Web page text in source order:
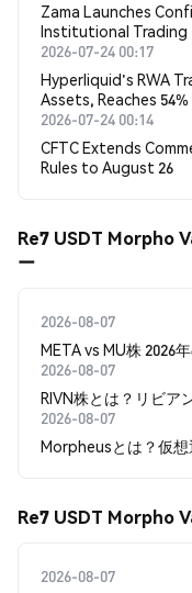
Zama Launches
Institutional Trading
2026-07-24 00:17
Hyperliquid's RWA
Assets, Reaches
2026-07-24 00:14
CFTC Extends
Rules to August 26
Re7 USDT Morpho
ー
2026-08-07
META vs MU株 2026
2026-08-07
RIVN株とは？リビア
2026-08-07
Morpheusとは？仮
Re7 USDT Morpho
2026-08-07